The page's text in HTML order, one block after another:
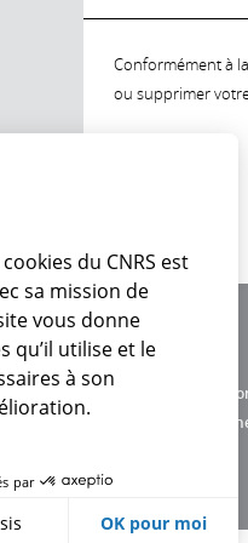
Conformément à
ou supprimer
Charte
Données
du CNRS est
sa mission de
vous donne
qu’il utilise et le
à son
par
OK pour moi